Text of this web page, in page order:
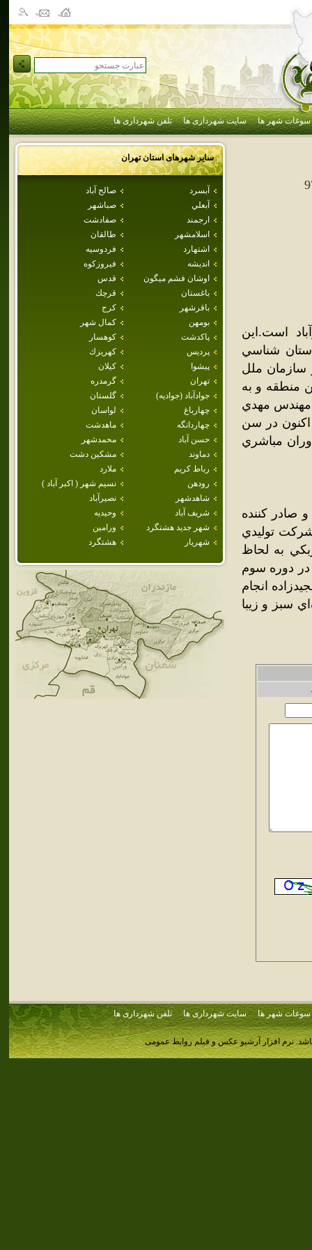
سوغات شهر ها سایت شهرداری ها تلفن شهرداری ها
سایر شهرهای استانتهران
آبسرد
صالح آباد
آبعلي
صباشهر
ارجمند
صفادشت
اسلامشهر
طالقان
اشتهارد
فردوسيه
انديشه
فيروزكوه
اوشان فشم ميگون
قدس
باغستان
قرچك
باقرشهر
كرج
بومهن
كمال شهر
پاكدشت
كوهسار
پرديس
كهريزك
پيشوا
كيلان
تهران
گرمدره
جوادآباد (جواديه)
گلستان
چهارباغ
لواسان
چهاردانگه
ماهدشت
حسن آباد
محمدشهر
دماوند
مشكين دشت
رباط كريم
ملارد
رودهن
نسيم شهر ( اكبر آباد )
شاهدشهر
نصيرآباد
شريف آباد
وحيديه
شهر جديد هشتگرد
ورامين
شهريار
هشتگرد
است.اين
شناسي
ملل
منطقه و به
مهدي
در سن
مباشري
صادر کننده
و همينطور منطقه صنعتي سپهر با حضور بيش از 400 شرکت توليدي
به لحاظ
دوره سوم
انجام
سبز و زيبا
سوغات شهر ها سایت شهرداری ها تلفن شهرداری ها
نرم افزار آرشیو عکس و فیلم روابط عمومی